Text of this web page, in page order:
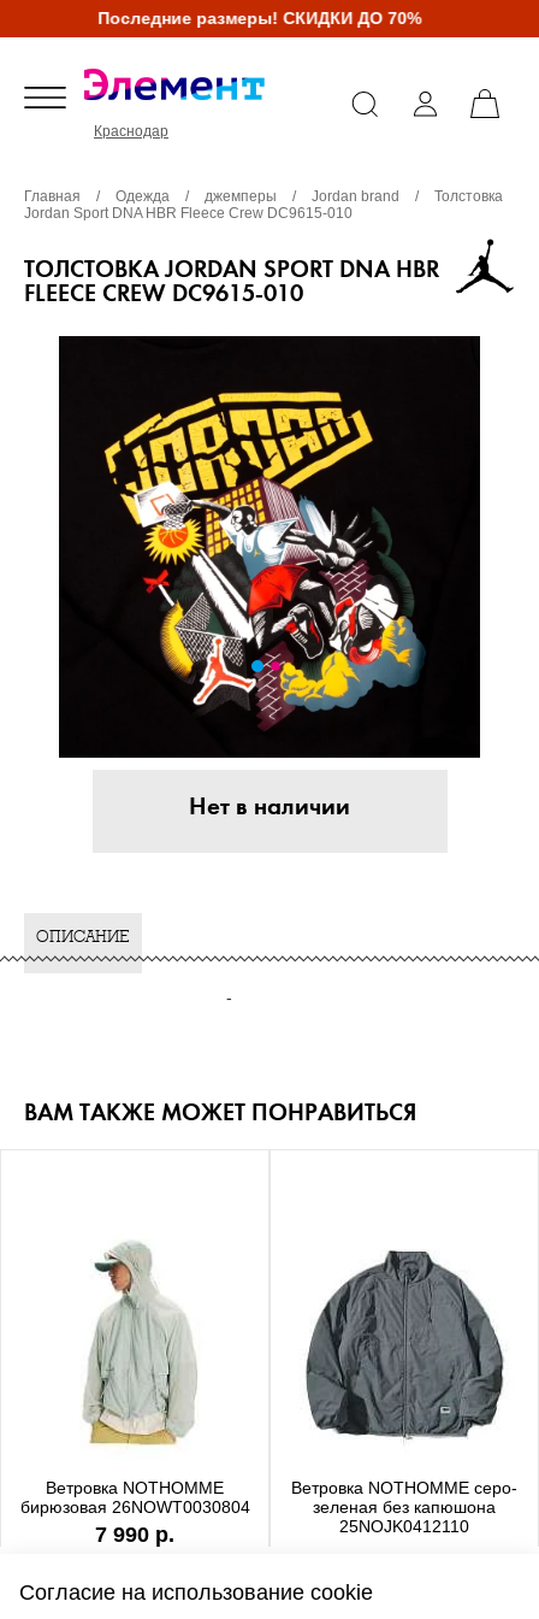
Последние размеры! СКИДКИ ДО 70%
Краснодар
Главная / Одежда / джемперы / Jordan brand /
Толстовка
Jordan Sport DNA HBR Fleece Crew DC9615-010
ТОЛСТОВКА JORDAN SPORT DNA HBR
FLEECE CREW DC9615-010
Нет в наличии
ОПИСАНИЕ
-
ВАМ ТАКЖЕ МОЖЕТ ПОНРАВИТЬСЯ
Ветровка NOTHOMME
бирюзовая 26NOWT0030804
7 990 р.
Ветровка NOTHOMME серо-
зеленая без капюшона
25NOJK0412110
Согласие на использование cookie